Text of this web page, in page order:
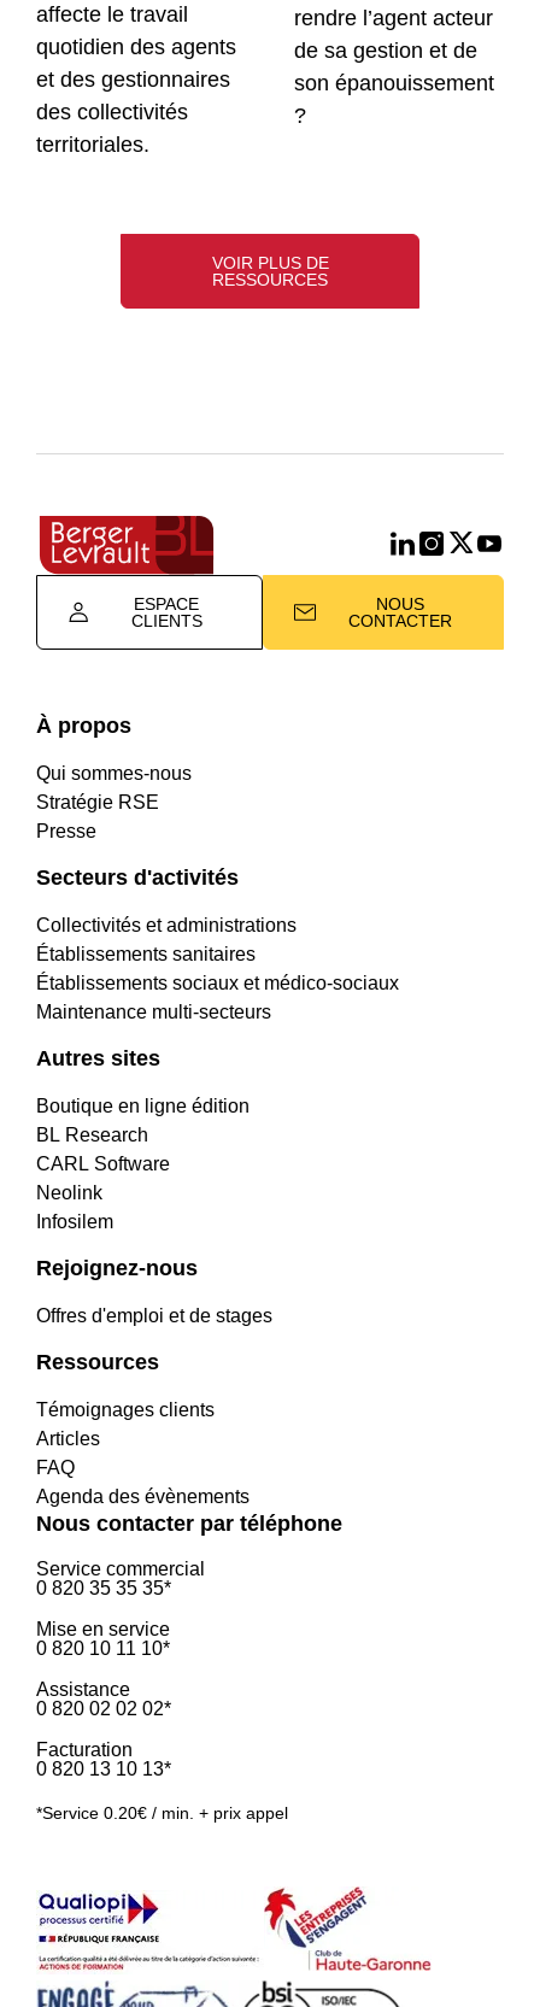
affecte le travail
quotidien des agents
et des gestionnaires
des collectivités
territoriales.
rendre l’agent acteur
de sa gestion et de
son épanouissement
?
VOIR PLUS DE
RESSOURCES
ESPACE
CLIENTS
NOUS
CONTACTER
À propos
Qui sommes-nous
Stratégie RSE
Presse
Secteurs d'activités
Collectivités et administrations
Établissements sanitaires
Établissements sociaux et médico-sociaux
Maintenance multi-secteurs
Autres sites
Boutique en ligne édition
BL Research
CARL Software
Neolink
Infosilem
Rejoignez-nous
Offres d'emploi et de stages
Ressources
Témoignages clients
Articles
FAQ
Agenda des évènements
Nous contacter par téléphone
Service commercial
0 820 35 35 35*
Mise en service
0 820 10 11 10*
Assistance
0 820 02 02 02*
Facturation
0 820 13 10 13*
*Service 0.20€ / min. + prix appel